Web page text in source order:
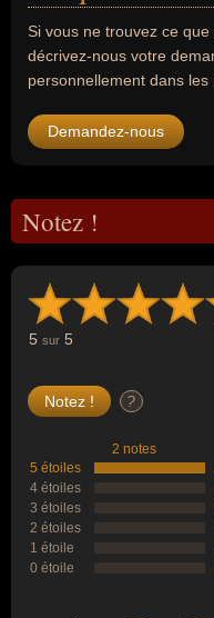
Si vous ne trouvez ce
décrivez-nous votre
personnellement dans les
Demandez-nous
Notez !
5 sur 5
?
2 notes
5 étoiles
4 étoiles
3 étoiles
2 étoiles
1 étoile
0 étoile